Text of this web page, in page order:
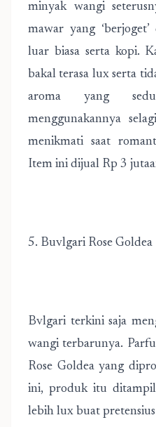
minyak wangi
mawar yang
luar biasa serta kopi.
bakal terasa lux serta
aroma yang
menggunakannya
menikmati saat
Item ini dijual Rp 3
5. Buvlgari Rose
Bvlgari terkini saja
wangi terbarunya.
Rose Goldea yang
ini, produk itu
lebih lux buat